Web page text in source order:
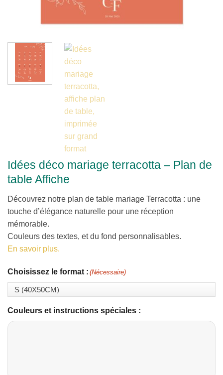
Idées déco mariage terracotta – Plan de
table Affiche
Découvrez notre plan de table mariage Terracotta : une
touche d’élégance naturelle pour une réception
mémorable.
Couleurs des textes, et du fond personnalisables.
En savoir plus.
Choisissez le format : (Nécessaire)
Couleurs et instructions spéciales :